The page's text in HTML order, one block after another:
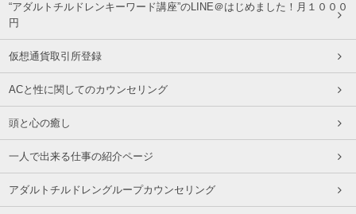
“アダルトチルドレンキーワード講座”のLINE＠はじめました！月１０００
円
仮想通貨取引所登録
ACと性に関してのカウンセリング
頭と心の癒し
一人で出来る仕事の紹介ページ
アダルトチルドレングループカウンセリング